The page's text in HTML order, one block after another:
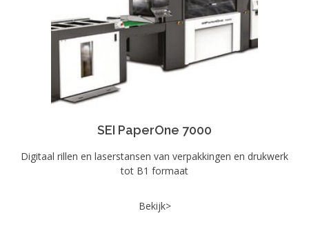
SEI PaperOne 7000
Digitaal rillen en laserstansen van verpakkingen en drukwerk
tot B1 formaat
Bekijk>